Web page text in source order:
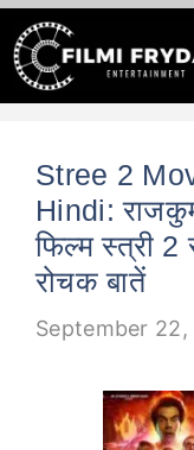
Skip
to
content
Stree 2
Hindi:
फिल्म स्त्री
रोचक बातें
September